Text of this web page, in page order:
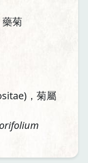
菊
，菊屬